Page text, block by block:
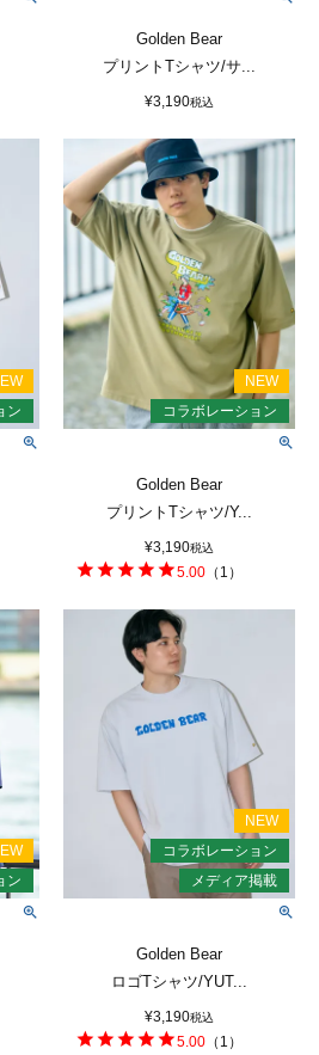
Golden Bear
プリントTシャツ/サ...
¥3,190税込
Golden Bear
プリントTシャツ/Y...
¥3,190税込
5.00 （ 1 ）
Golden Bear
ロゴTシャツ/YUT...
¥3,190税込
5.00 （ 1 ）